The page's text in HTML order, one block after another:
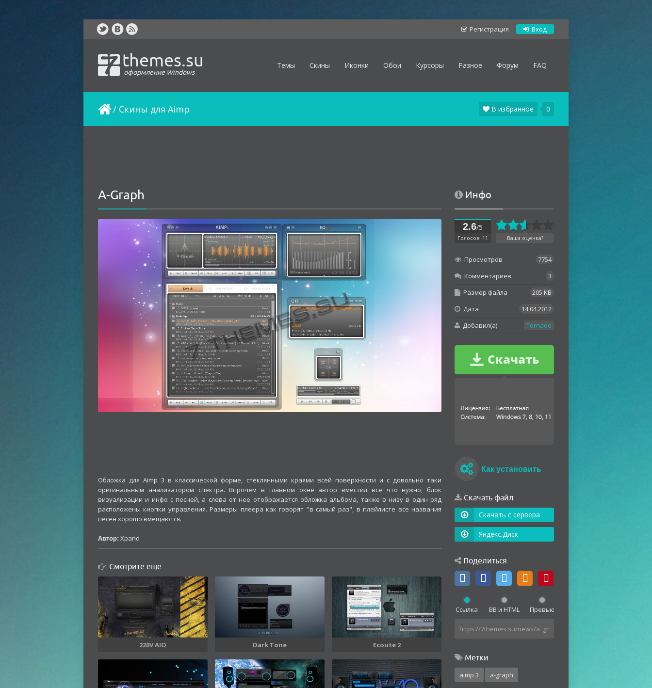
Регистрация Вход
themes.su
оформление Windows
Темы Скины Иконки Обои Курсоры Разное Форум FAQ
/ Скины для Aimp 0
В избранное
A-Graph
Обложка для Aimp 3 в классической форме, стеклянными краями всей поверхности и с довольно таки
оригинальным анализатором спектра. Впрочем в главном окне автор вместил все что нужно, блок
визуализации и инфо с песней, а слева от нее отображается обложка альбома, также в низу в один ряд
расположены кнопки управления. Размеры плеера как говорят "в самый раз", в плейлисте все названия
песен хорошо вмещаются.
Автор: Xpand
Смотрите еще
220V AIO Dark Tone Ecoute 2
Инфо
2.6/5
Голосов: 11 Ваша оценка?
Просмотров
7754
Комментариев
3
Размер файла
205 KB
Дата
14.04.2012
Добавил(а)
Tornado
Как установить
Скачать файл
Скачать с сервера
Яндекс.Диск
Поделиться
Ссылка BB и HTML Превью
Метки
aimp 3 a-graph